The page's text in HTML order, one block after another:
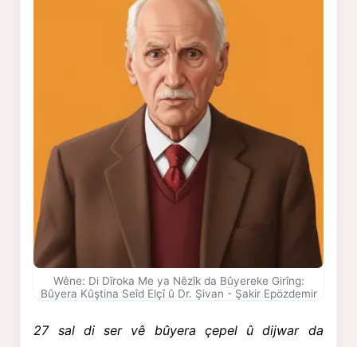
Wêne: Di Dîroka Me ya Nêzîk da Bûyereke Girîng:
Bûyera Kûştina Seîd Elçî û Dr. Şivan - Şakir Epözdemir
27 sal di ser vê bûyera çepel û dijwar da